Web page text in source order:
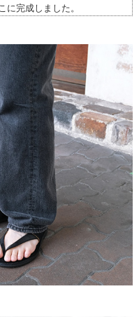
に完成しました。